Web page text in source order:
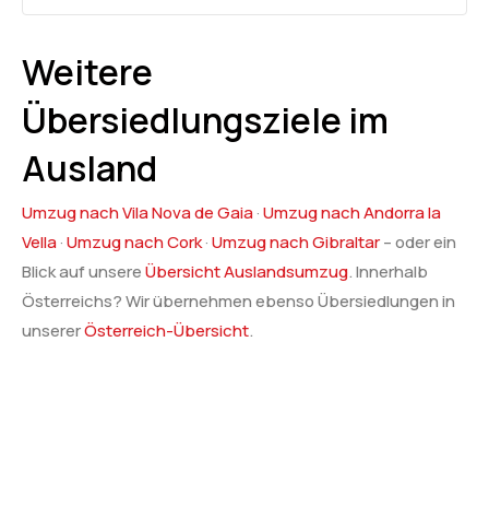
Weitere
Übersiedlungsziele im
Ausland
Umzug nach Vila Nova de Gaia·Umzug nach Andorra la
Vella·Umzug nach Cork·Umzug nach Gibraltar– oder ein
Blick auf unsereÜbersicht Auslandsumzug. Innerhalb
Österreichs? Wir übernehmen ebenso Übersiedlungen in
unsererÖsterreich-Übersicht.